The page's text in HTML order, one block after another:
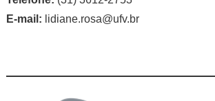
E-mail: lidiane.rosa@ufv.br